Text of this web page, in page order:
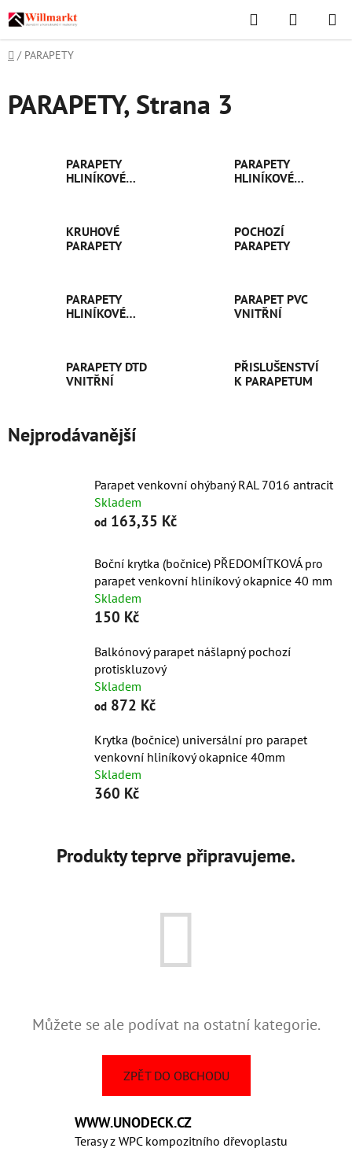
Přejít
na
obsah
Hledat
KOŠÍK
Domů
/ PARAPETY
PARAPETY, Strana 3
PARAPETY
HLINÍKOVÉ
PARAPETY
HLINÍKOVÉ
KRUHOVÉ
PARAPETY
POCHOZÍ
PARAPETY
PARAPETY
HLINÍKOVÉ
PARAPET PVC
VNITŘNÍ
PARAPETY DTD
VNITŘNÍ
PŘISLUŠENSTVÍ
K PARAPETUM
Nejprodávanější
Parapet venkovní ohýbaný RAL 7016 antracit
Skladem
od 163,35 Kč
Boční krytka (bočnice) PŘEDOMÍTKOVÁ pro
parapet venkovní hliníkový okapnice 40 mm
Skladem
150 Kč
Balkónový parapet nášlapný pochozí
protiskluzový
Skladem
od 872 Kč
Krytka (bočnice) universální pro parapet
venkovní hliníkový okapnice 40mm
Skladem
360 Kč
Produkty teprve připravujeme.
Můžete se ale podívat na ostatní kategorie.
ZPĚT DO OBCHODU
WWW.UNODECK.CZ
Terasy z WPC kompozitního dřevoplastu